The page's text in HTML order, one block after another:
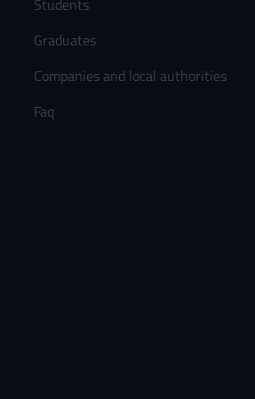
Graduates
Companies and local authorities
Faq